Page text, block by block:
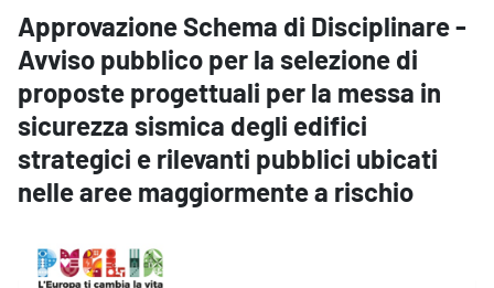
Approvazione Schema di Disciplinare -
Avviso pubblico per la selezione di
proposte progettuali per la messa in
sicurezza sismica degli edifici
strategici e rilevanti pubblici ubicati
nelle aree maggiormente a rischio